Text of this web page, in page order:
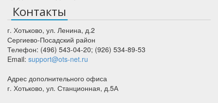
Контакты
г. Хотьково, ул. Ленина, д.2
Сергиево-Посадский район
Телефон: (496) 543-04-20; (926) 534-89-53
Email: support@ots-net.ru
Адрес дополнительного офиса
г. Хотьково, ул. Станционная, д.5А